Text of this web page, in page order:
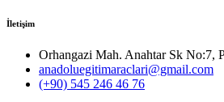
İletişim
Orhangazi Mah. Anahtar Sk No:7,
anadoluegitimaraclari@gmail.com
(+90) 545 246 46 76